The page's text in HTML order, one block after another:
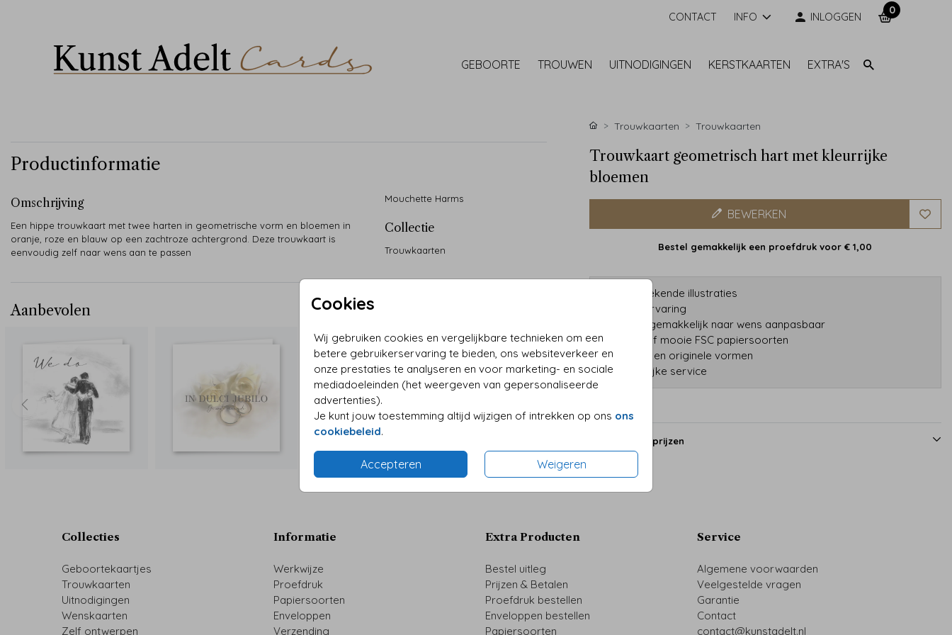
CONTACT INFO INLOGGEN
0
GEBOORTE TROUWEN UITNODIGINGEN KERSTKAARTEN EXTRA'S
Cookies
Wij gebruiken cookies en vergelijkbare technieken om een
betere gebruikerservaring te bieden, ons websiteverkeer en
onze prestaties te analyseren en voor marketing- en sociale
mediadoeleinden (het weergeven van gepersonaliseerde
advertenties).
Je kunt jouw toestemming altijd wijzigen of intrekken op ons ons
cookiebeleid.
Accepteren Weigeren
Productinformatie
Omschrijving
Een hippe trouwkaart met twee harten in geometrische vorm en bloemen in
oranje, roze en blauw op een zachtroze achtergrond. Deze trouwkaart is
eenvoudig zelf naar wens aan te passen
Mouchette Harms
Collectie
Trouwkaarten
Aanbevolen
Trouwkaarten Trouwkaarten
Trouwkaart geometrisch hart met kleurrijke
bloemen
BEWERKEN
Bestel gemakkelijk een proefdruk voor€ 1,00
• Handgetekende illustraties
• 90 jaar ervaring
• Designs gemakkelijk naar wens aanpasbaar
• Kwalitatief mooie FSC papiersoorten
• Foliedruk en originele vormen
• Persoonlijke service
Formaten en prijzen
Collecties
Geboortekaartjes
Trouwkaarten
Uitnodigingen
Wenskaarten
Zelf ontwerpen
Informatie
Werkwijze
Proefdruk
Papiersoorten
Enveloppen
Verzending
Extra Producten
Bestel uitleg
Prijzen & Betalen
Proefdruk bestellen
Enveloppen bestellen
Papiersoorten
Service
Algemene voorwaarden
Veelgestelde vragen
Garantie
Contact
contact@kunstadelt.nl